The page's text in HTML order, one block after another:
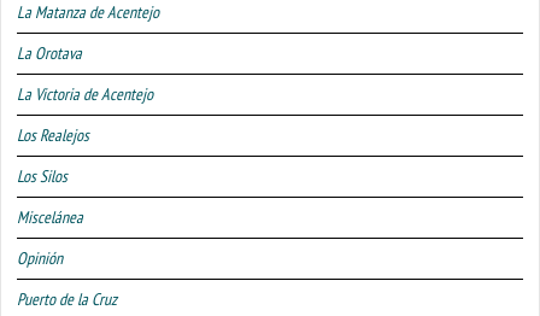
La Matanza de Acentejo
La Orotava
La Victoria de Acentejo
Los Realejos
Los Silos
Miscelánea
Opinión
Puerto de la Cruz